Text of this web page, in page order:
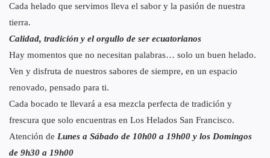
Cada helado que servimos lleva el sabor y la pasión de nuestra
tierra.
Calidad, tradición y el orgullo de ser ecuatorianos
Hay momentos que no necesitan palabras… solo un buen helado.
Ven y disfruta de nuestros sabores de siempre, en un espacio
renovado, pensado para ti.
Cada bocado te llevará a esa mezcla perfecta de tradición y
frescura que solo encuentras en Los Helados San Francisco.
Atención de Lunes a Sábado de 10h00 a 19h00 y los Domingos
de 9h30 a 19h00